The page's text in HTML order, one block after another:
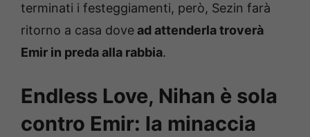
terminati i festeggiamenti, però, Sezin farà
ritorno a casa dovead attenderla troverà
Emir in preda alla rabbia.
Endless Love, Nihan è sola
contro Emir: la minaccia